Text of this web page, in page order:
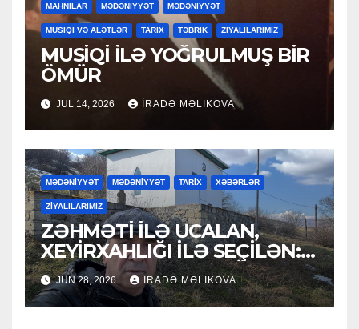
MAHNILAR MƏDƏNİYYƏT MƏDƏNİYYƏT
MUSİQİ VƏ ALƏTLƏR TARİX TƏBRİK ZİYALILARIMIZ
MUSİQİ İLƏ YOĞRULMUŞ BİR
ÖMÜR
JUL 14, 2026 İRADƏ MƏLIKOVA
MƏDƏNİYYƏT MƏDƏNİYYƏT TARİX XƏBƏRLƏR
ZİYALILARIMIZ
ZƏHMƏTİ İLƏ UCALAN,
XEYİRXAHLIĞI İLƏ SEÇİLƏN:
HACI RAMAZAN QULİYEV
JUN 28, 2026 İRADƏ MƏLIKOVA